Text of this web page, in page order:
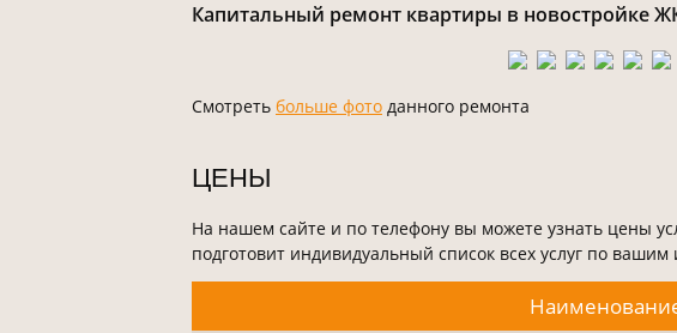
Капитальный ремонт квартиры в новостройке
Смотреть больше фото данного ремонта
ЦЕНЫ
На нашем сайте и по телефону вы можете узнать цены
подготовит индивидуальный список всех услуг по